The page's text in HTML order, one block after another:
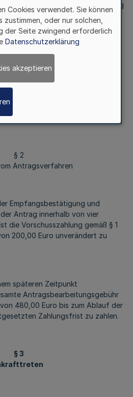
wurde. Sie ist Voraussetzung
Weitere 280,00 Euro sind
festgesetzten
gestellt werden, wenn die im
nachweislich ausgeglichen
des Folgeantrags sind 150,00
Gebührenbescheid festgesetzten
§ 2
Antragsverfahren
Empfangsbestätigung und
Antrag innerhalb von vier
die Vorschusszahlung gemäß § 1
200,00 Euro unverändert zu
späteren Zeitpunkt
Antragsbearbeitungsgebühr
von 480,00 Euro bis zum Ablauf der
Zahlungsfrist zu zahlen.
§ 3
Cookies verwendet. Sie können
oder nur solchen,
der Seite zwingend erforderlich
Datenschutzerklärung
akzeptieren